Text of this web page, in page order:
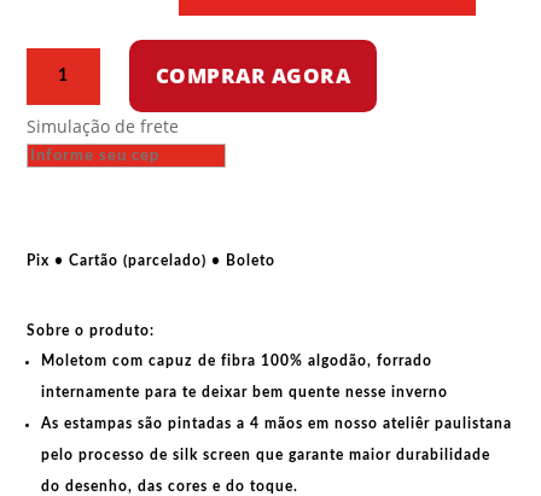
–
Se
te
pirataria
não
roubo.
quantidade
COMPRAR AGORA
Simulação de frete
Pix • Cartão (parcelado) • Boleto
Sobre o produto:
Moletom com capuz de fibra 100% algodão, forrado
internamente para te deixar bem quente nesse inverno
As estampas são pintadas a 4 mãos em nosso ateliêr paulistana
pelo processo de silk screen que garante maior durabilidade
do desenho, das cores e do toque.